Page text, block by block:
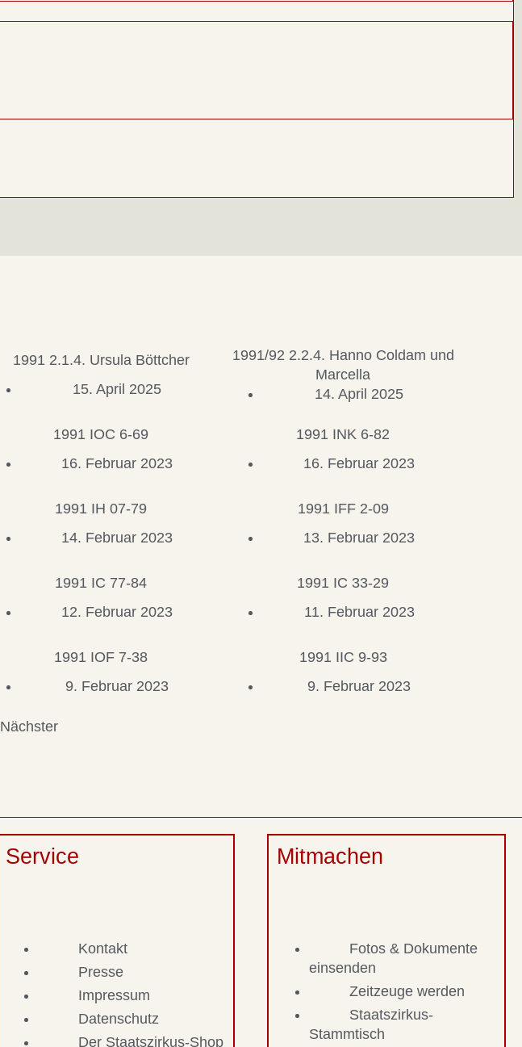
1991 2.1.4. Ursula Böttcher
15. April 2025
1991/92 2.2.4. Hanno Coldam und
Marcella
14. April 2025
1991 IOC 6-69
16. Februar 2023
1991 INK 6-82
16. Februar 2023
1991 IH 07-79
14. Februar 2023
1991 IFF 2-09
13. Februar 2023
1991 IC 77-84
12. Februar 2023
1991 IC 33-29
11. Februar 2023
1991 IOF 7-38
9. Februar 2023
1991 IIC 9-93
9. Februar 2023
Nächster
Service
Kontakt
Presse
Impressum
Datenschutz
Der Staatszirkus-Shop
Mitmachen
Fotos & Dokumente
einsenden
Zeitzeuge werden
Staatszirkus-
Stammtisch